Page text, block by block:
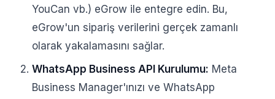
YouCan vb.) eGrow ile entegre edin. Bu,
eGrow'un sipariş verilerini gerçek zamanlı
olarak yakalamasını sağlar.
WhatsApp Business API Kurulumu: Meta
Business Manager'ınızı ve WhatsApp